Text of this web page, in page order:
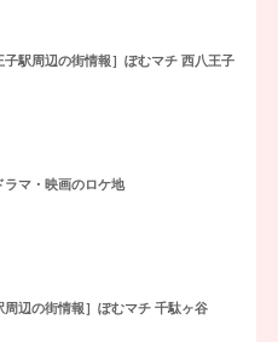
駅周辺の街情報］ぽむマチ 西八王子
マ・映画のロケ地
辺の街情報］ぽむマチ 千駄ヶ谷